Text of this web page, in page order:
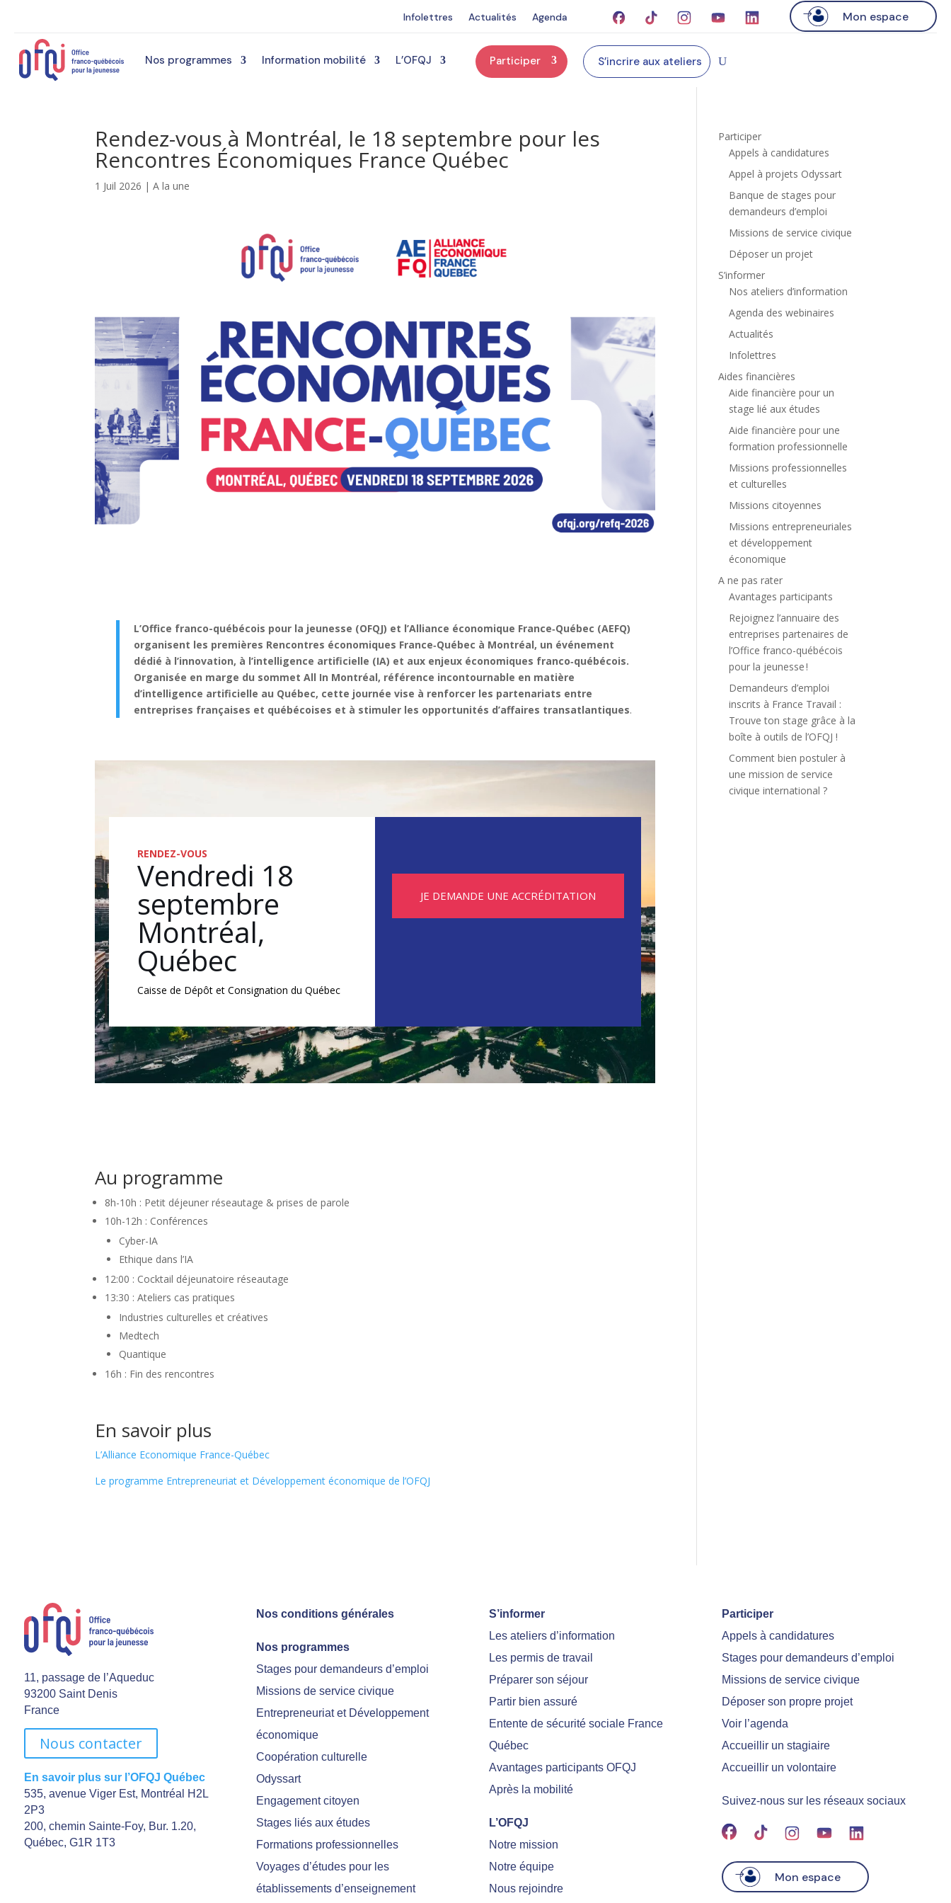
Infolettres Actualités Agenda Mon espace
Nos programmes Information mobilité L’OFQJ Participer S’incrire aux ateliers
Rendez-vous à Montréal, le 18 septembre pour les
Rencontres Économiques France Québec
1 Juil 2026 |A la une
L’Office franco-québécois pour la jeunesse (OFQJ) et l’Alliance économique France‑Québec (AEFQ)
organisent les premières Rencontres économiques France‑Québec à Montréal, un événement
dédié à l’innovation, à l’intelligence artificielle (IA) et aux enjeux économiques franco‑québécois.
Organisée en marge du sommet All In Montréal, référence incontournable en matière
d’intelligence artificielle au Québec, cette journée vise à renforcer les partenariats entre
entreprises françaises et québécoises et à stimuler les opportunités d’affaires transatlantiques.
RENDEZ-VOUS
Vendredi 18
septembre
Montréal,
Québec
Caisse de Dépôt et Consignation du Québec
JE DEMANDE UNE ACCRÉDITATION
Au programme
8h-10h : Petit déjeuner réseautage & prises de parole
10h-12h : Conférences
Cyber-IA
Ethique dans l’IA
12:00 : Cocktail déjeunatoire réseautage
13:30 : Ateliers cas pratiques
Industries culturelles et créatives
Medtech
Quantique
16h : Fin des rencontres
En savoir plus
L’Alliance Economique France-Québec
Le programme Entrepreneuriat et Développement économique de l’OFQJ
Participer
Appels à candidatures
Appel à projets Odyssart
Banque de stages pour
demandeurs d’emploi
Missions de service civique
Déposer un projet
S’informer
Nos ateliers d’information
Agenda des webinaires
Actualités
Infolettres
Aides financières
Aide financière pour un
stage lié aux études
Aide financière pour une
formation professionnelle
Missions professionnelles
et culturelles
Missions citoyennes
Missions entrepreneuriales
et développement
économique
A ne pas rater
Avantages participants
Rejoignez l’annuaire des
entreprises partenaires de
l’Office franco-québécois
pour la jeunesse !
Demandeurs d’emploi
inscrits à France Travail :
Trouve ton stage grâce à la
boîte à outils de l’OFQJ !
Comment bien postuler à
une mission de service
civique international ?
11, passage de l’Aqueduc
93200 Saint Denis
France
Nous contacter
En savoir plus sur l’OFQJ Québec
535, avenue Viger Est, Montréal H2L
2P3
200, chemin Sainte-Foy, Bur. 1.20,
Québec, G1R 1T3
Nos conditions générales
Nos programmes
Stages pour demandeurs d’emploi
Missions de service civique
Entrepreneuriat et Développement
économique
Coopération culturelle
Odyssart
Engagement citoyen
Stages liés aux études
Formations professionnelles
Voyages d’études pour les
établissements d’enseignement
S’informer
Les ateliers d’information
Les permis de travail
Préparer son séjour
Partir bien assuré
Entente de sécurité sociale France
Québec
Avantages participants OFQJ
Après la mobilité
L’OFQJ
Notre mission
Notre équipe
Nous rejoindre
Participer
Appels à candidatures
Stages pour demandeurs d’emploi
Missions de service civique
Déposer son propre projet
Voir l’agenda
Accueillir un stagiaire
Accueillir un volontaire
Suivez-nous sur les réseaux sociaux
Mon espace